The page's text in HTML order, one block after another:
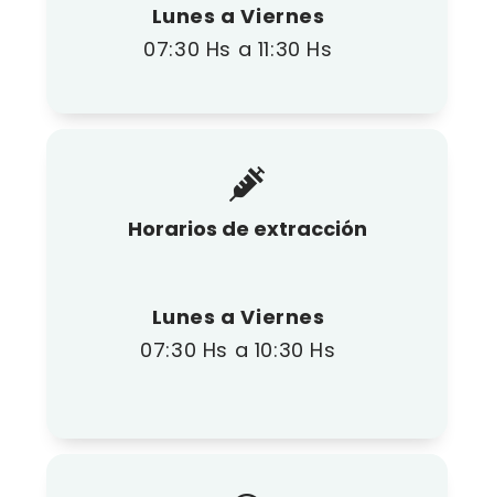
Lunes a Viernes
07:30 Hs a 11:30 Hs
Horarios de extracción
Lunes a Viernes
07:30 Hs a 10:30 Hs